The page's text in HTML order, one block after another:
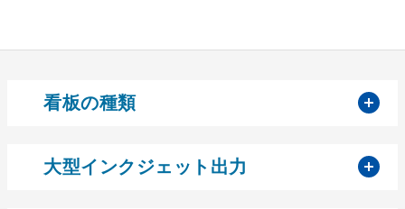
看板の種類
大型インクジェット出力